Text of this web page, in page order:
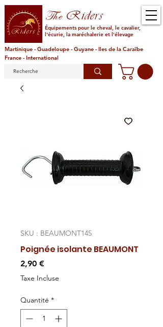
TheRiders
Équipements pour le cheval, le cavalier,
l'écurie, la maréchalerie et l'élevage
Martinique - Guadeloupe - Guyane - Iles de la Caraïbe
France - International
SKU : BEAUMONT145
Poignée isolante BEAUMONT
2,90 €Prix
Taxe Incluse
Quantité *